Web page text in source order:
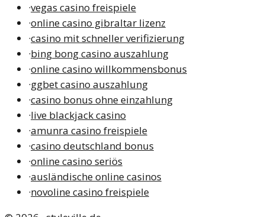
·vegas casino freispiele
·online casino gibraltar lizenz
·casino mit schneller verifizierung
·bing bong casino auszahlung
·online casino willkommensbonus
·ggbet casino auszahlung
·casino bonus ohne einzahlung
·live blackjack casino
·amunra casino freispiele
·casino deutschland bonus
·online casino seriös
·ausländische online casinos
·novoline casino freispiele